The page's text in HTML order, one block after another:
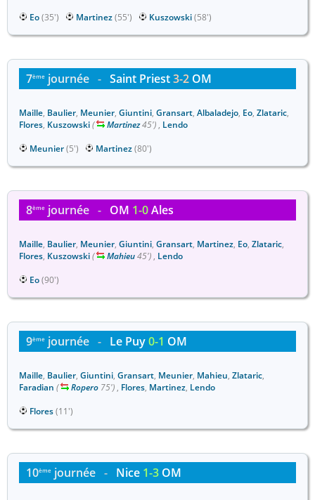
Eo(35') Martinez(55') Kuszowski(58')
7ème journée - Saint Priest3-2 OM
Maille, Baulier, Meunier, Giuntini, Gransart, Albaladejo, Eo, Zlataric,
Flores, Kuszowski( Martinez45') , Lendo
Meunier(5') Martinez(80')
8ème journée - OM 1-0Ales
Maille, Baulier, Meunier, Giuntini, Gransart, Martinez, Eo, Zlataric,
Flores, Kuszowski( Mahieu45') , Lendo
Eo(90')
9ème journée - Le Puy0-1 OM
Maille, Baulier, Giuntini, Gransart, Meunier, Mahieu, Zlataric,
Faradian ( Ropero 75') , Flores, Martinez, Lendo
Flores(11')
10ème journée - Nice 1-3 OM